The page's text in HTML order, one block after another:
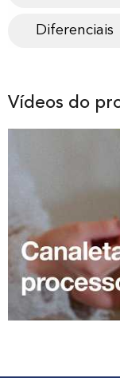
Diferenciais
Vídeos do